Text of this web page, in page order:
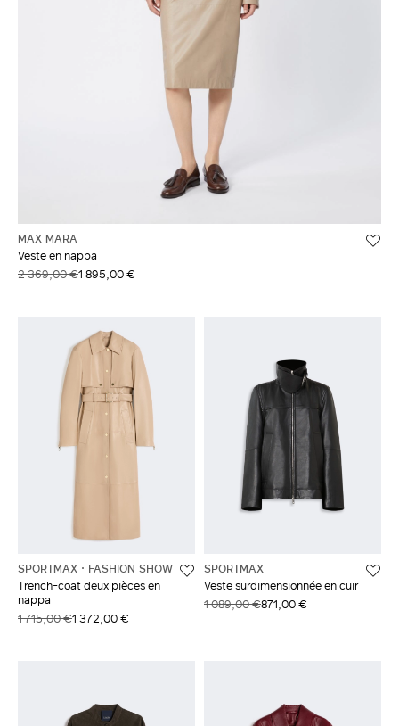
MAX MARA
Veste en nappa
2 369,00 €1 895,00 €
SPORTMAX
FASHION SHOW
Trench-coat deux pièces en
nappa
1 715,00 €1 372,00 €
SPORTMAX
Veste surdimensionnée en cuir
1 089,00 €871,00 €